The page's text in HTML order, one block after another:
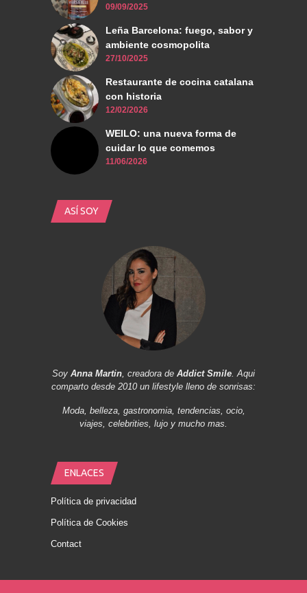
09/09/2025
Leña Barcelona: fuego, sabor y
ambiente cosmopolita
27/10/2025
Restaurante de cocina catalana
con historia
12/02/2026
WEILO: una nueva forma de
cuidar lo que comemos
11/06/2026
ASÍ SOY
Soy Anna Martin, creadora de Addict Smile. Aqui
comparto desde 2010 un lifestyle lleno de sonrisas:
Moda, belleza, gastronomia, tendencias, ocio,
viajes, celebrities, lujo y mucho mas.
ENLACES
Política de privacidad
Política de Cookies
Contact